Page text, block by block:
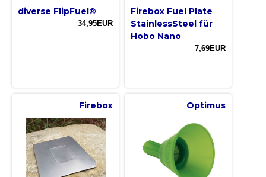
diverse FlipFuel®
34,95EUR
Firebox Fuel Plate
StainlessSteel für
Hobo Nano
7,69EUR
Firebox Optimus